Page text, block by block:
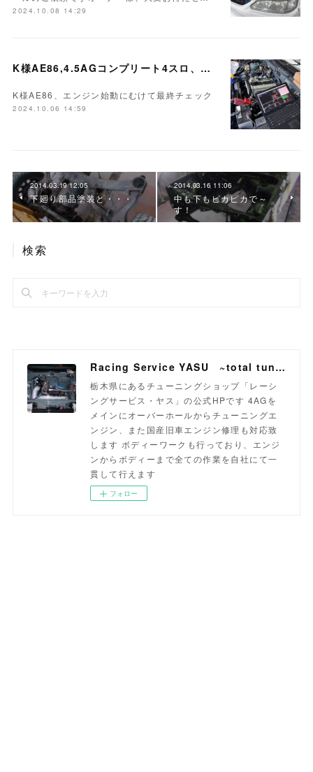
2024.10.08 14:29
K様AE86,4.5AGコンプリート4スロ、LINKフルコン、他 作業完了
K様AE86、エンジン始動にむけて最終チェック
2024.10.06 14:59
2014.03.19 12:05
下廻り部品塗装と・・・
2014.03.16 11:06
中も下もピカピカで～
す！
検索
Racing Service YASU ~total tuning proshop~
栃木県にあるチューニングショップ「レーシ
ングサービス・ヤス」の公式HPです 4AGを
メインにオーバーホールからチューニングエ
ンジン、また国産旧車エンジン修理も対応致
します ボディーワークも行っており、エンジ
ンからボディーまで全ての作業を自社にて一
貫して行えます
フォロー